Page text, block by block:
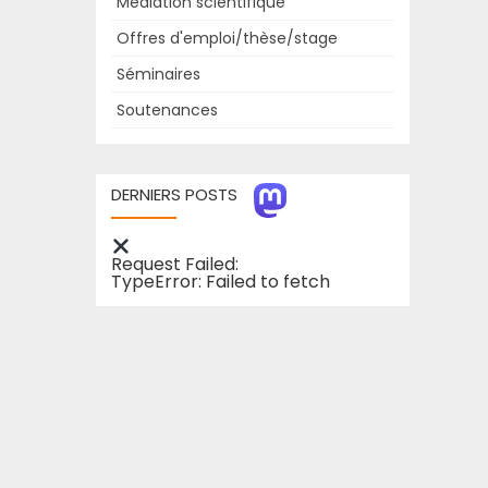
Offres d'emploi/thèse/stage
Séminaires
Soutenances
DERNIERS POSTS
Request Failed:
TypeError: Failed to fetch